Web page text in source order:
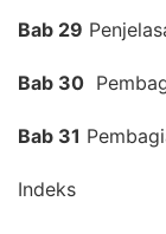
Bab 29
Bab 30
Bab 31
Indeks